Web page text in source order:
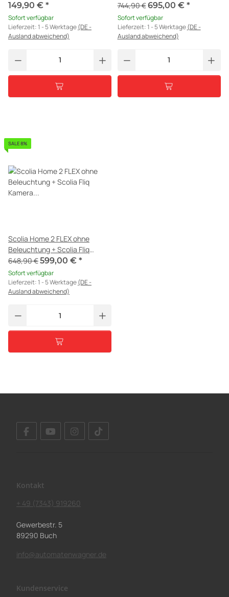
149,90 € *
Sofort verfügbar
Lieferzeit:1 - 5 Werktage(DE -
Ausland abweichend)
Kamera für Scolia Home 2
744,90 €695,00 € *
Sofort verfügbar
Lieferzeit:1 - 5 Werktage(DE -
Ausland abweichend)
SALE 8%
Scolia Home 2 FLEX ohne
Beleuchtung + Scolia Fliq
Kamera für Scolia Home 2
648,90 €599,00 € *
Sofort verfügbar
Lieferzeit:1 - 5 Werktage(DE -
Ausland abweichend)
Kontakt
+ 49 (7343) 919260
Gewerbestr. 5
89290 Buch
info@automatenwagner.de
Kundenservice